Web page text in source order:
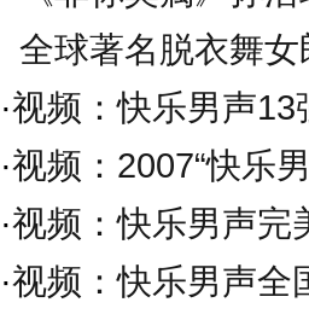
全球著名脱衣舞
·视频：快乐男声
·视频：2007“快乐
·视频：快乐男声完
·视频：快乐男声全